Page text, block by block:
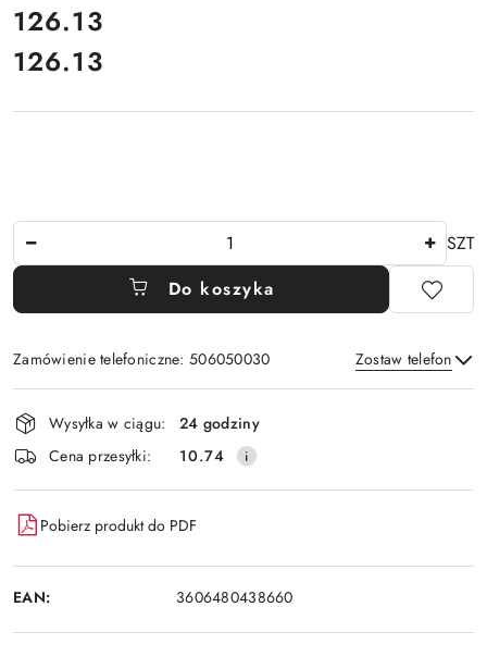
cena:
126.13
Cena:
126.13
SZT
Do koszyka
Zamówienie telefoniczne: 506050030 Zostaw telefon
Wyślij
Dostępność
i
dostawa
Wysyłka w ciągu:
24 godziny
Cena przesyłki:
10.74
Pobierz produkt do PDF
EAN: 3606480438660